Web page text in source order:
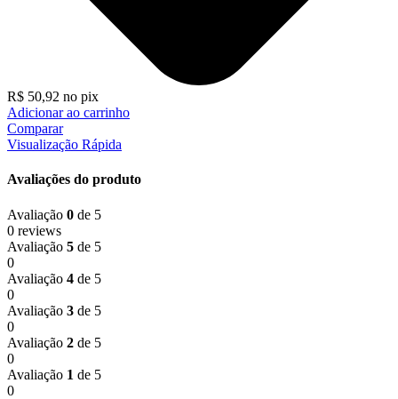
R$ 50,92 no pix
Adicionar ao carrinho
Comparar
Visualização Rápida
Avaliações do produto
Avaliação 0 de 5
0 reviews
Avaliação 5 de 5
0
Avaliação 4 de 5
0
Avaliação 3 de 5
0
Avaliação 2 de 5
0
Avaliação 1 de 5
0